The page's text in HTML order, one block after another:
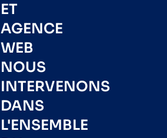
ET
AGENCE
WEB
NOUS
INTERVENONS
DANS
L'ENSEMBLE